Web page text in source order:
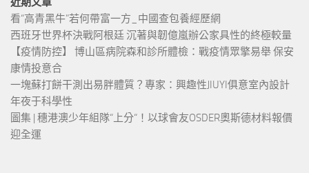
看“高青黑牛”若何帶富一方_中國查包養經歷網
西班牙世界杯決戰阿根廷 沉著與韌億嵐辦公家具性的終極較量
【疫情防控】 博山區病院森和診所體檢：戰疫情眾擎易舉 保安
康情投意合
一塊蘇打餅干測出易胖體質？專家：興趣性JIUYI俱意室內設計
年夜于科學性
圖集 | 穗港澳少年組隊“上分“！以球會友OSDER奧斯德材料報價
迎全運